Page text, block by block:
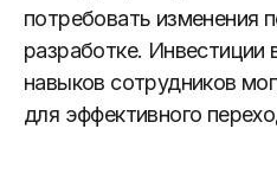
потребовать изменения
разработке. Инвестиции
навыков сотрудников
для эффективного